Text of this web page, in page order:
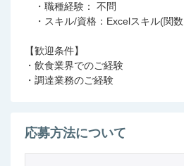
・職種経験： 不問
・スキル/資格：Excelスキル(関
【歓迎条件】
・飲食業界でのご経験
・調達業務のご経験
応募方法について